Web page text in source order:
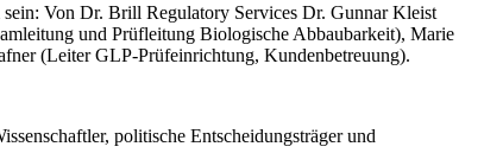
Von Dr. Brill Regulatory Services Dr. Gunnar Kleist
und Prüfleitung Biologische Abbaubarkeit), Marie
(Leiter GLP-Prüfeinrichtung, Kundenbetreuung).
politische Entscheidungsträger und